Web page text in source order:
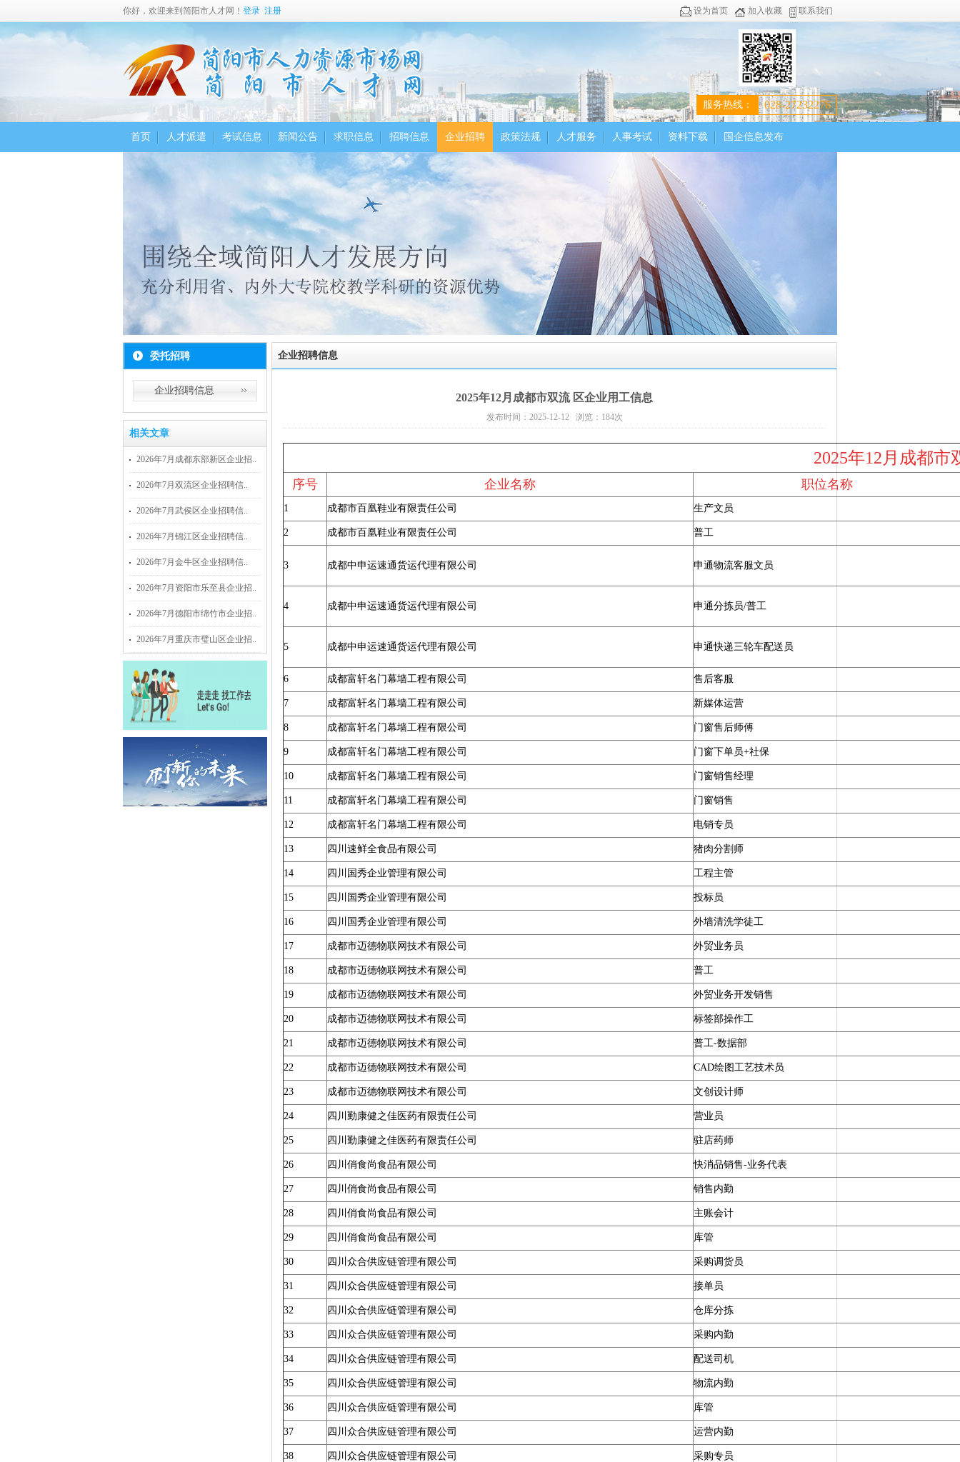
设为首页 加入收藏 联系我们
你好，欢迎来到简阳市人才网！ 登录 注册
服务热线： 028-27232276
首页 人才派遣 考试信息 新闻公告 求职信息 招聘信息 企业招聘 政策法规 人才服务 人事考试 资料下载 国企信息发布
委托招聘
企业招聘信息
相关文章
2026年7月成都东部新区企业招..
2026年7月双流区企业招聘信..
2026年7月武侯区企业招聘信..
2026年7月锦江区企业招聘信..
2026年7月金牛区企业招聘信..
2026年7月资阳市乐至县企业招..
2026年7月德阳市绵竹市企业招..
2026年7月重庆市璧山区企业招..
企业招聘信息
2025年12月成都市双流 区企业用工信息
发布时间：2025-12-12 浏览： 184次
2025年12 月成都市
序号 企业名称 职位名称
1 成都市百凰鞋业有限责任公司 生产文员
2 成都市百凰鞋业有限责任公司 普工
3 成都中申运速通货运代理有限公司 申通物流客服文员
4 成都中申运速通货运代理有限公司 申通分拣员/普工
5 成都中申运速通货运代理有限公司 申通快递三轮车配送员
6 成都富轩名门幕墙工程有限公司 售后客服
7 成都富轩名门幕墙工程有限公司 新媒体运营
8 成都富轩名门幕墙工程有限公司 门窗售后师傅
9 成都富轩名门幕墙工程有限公司 门窗下单员+社保
10 成都富轩名门幕墙工程有限公司 门窗销售经理
11 成都富轩名门幕墙工程有限公司 门窗销售
12 成都富轩名门幕墙工程有限公司 电销专员
13 四川速鲜全食品有限公司 猪肉分割师
14 四川国秀企业管理有限公司 工程主管
15 四川国秀企业管理有限公司 投标员
16 四川国秀企业管理有限公司 外墙清洗学徒工
17 成都市迈德物联网技术有限公司 外贸业务员
18 成都市迈德物联网技术有限公司 普工
19 成都市迈德物联网技术有限公司 外贸业务开发销售
20 成都市迈德物联网技术有限公司 标签部操作工
21 成都市迈德物联网技术有限公司 普工-数据部
22 成都市迈德物联网技术有限公司 CAD绘图工艺技术员
23 成都市迈德物联网技术有限公司 文创设计师
24 四川勤康健之佳医药有限责任公司 营业员
25 四川勤康健之佳医药有限责任公司 驻店药师
26 四川俏食尚食品有限公司 快消品销售-业务代表
27 四川俏食尚食品有限公司 销售内勤
28 四川俏食尚食品有限公司 主账会计
29 四川俏食尚食品有限公司 库管
30 四川众合供应链管理有限公司 采购调货员
31 四川众合供应链管理有限公司 接单员
32 四川众合供应链管理有限公司 仓库分拣
33 四川众合供应链管理有限公司 采购内勤
34 四川众合供应链管理有限公司 配送司机
35 四川众合供应链管理有限公司 物流内勤
36 四川众合供应链管理有限公司 库管
37 四川众合供应链管理有限公司 运营内勤
38 四川众合供应链管理有限公司 采购专员